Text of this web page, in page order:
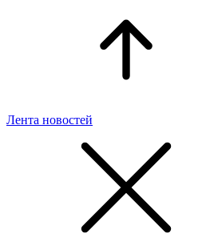
Лента новостей